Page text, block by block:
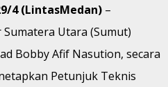
4 (LintasMedan) –
Utara (Sumut)
Bobby Afif Nasution, secara
Petunjuk Teknis